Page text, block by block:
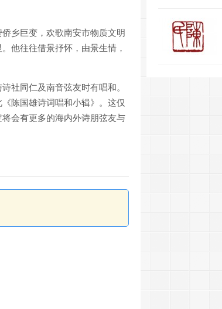
乡巨变，欢歌南安市物质文明
他往往借景抒怀，由景生情，
社同仁及南音弦友时有唱和。
陈国雄诗词唱和小辑》。这仅
会有更多的海内外诗朋弦友与